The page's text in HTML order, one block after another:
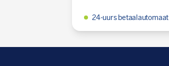
24-uurs betaalautomaat